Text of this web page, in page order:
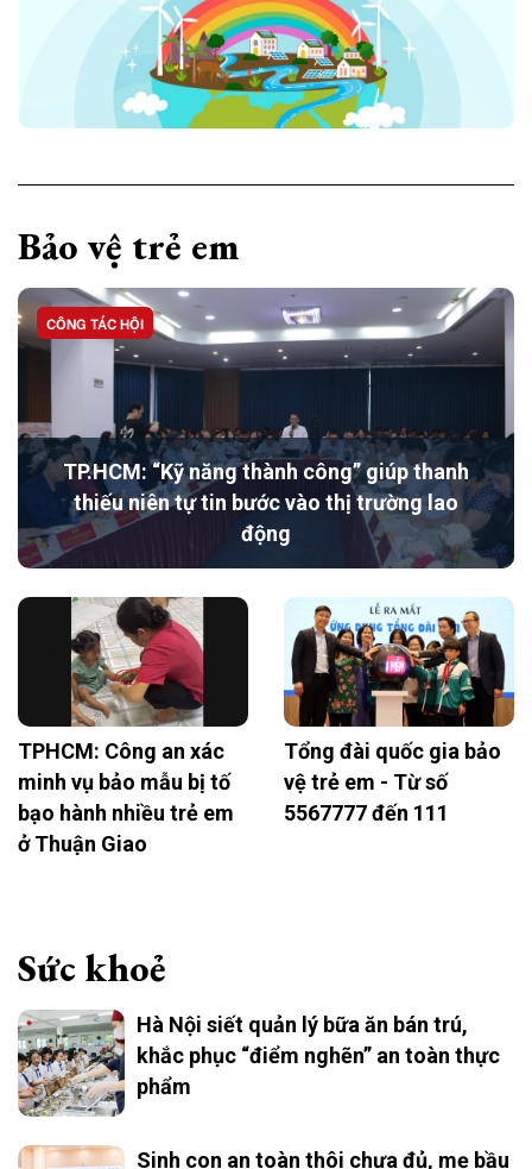
Bảo vệ trẻ em
CÔNG TÁC HỘI
TP.HCM: “Kỹ năng thành công” giúp thanh
thiếu niên tự tin bước vào thị trường lao
động
TPHCM: Công an xác
minh vụ bảo mẫu bị tố
bạo hành nhiều trẻ em
ở Thuận Giao
Tổng đài quốc gia bảo
vệ trẻ em - Từ số
5567777 đến 111
Sức khoẻ
Hà Nội siết quản lý bữa ăn bán trú,
khắc phục “điểm nghẽn” an toàn thực
phẩm
Sinh con an toàn thôi chưa đủ, mẹ bầu